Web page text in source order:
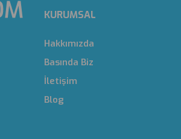
KURUMSAL
Hakkımızda
Basında Biz
İletişim
Blog